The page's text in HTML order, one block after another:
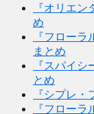
『オリエ
め
『フロー
まとめ
『スパイ
とめ
『シプレ
『フロー